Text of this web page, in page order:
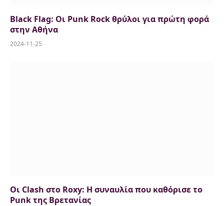
Black Flag: Οι Punk Rock θρύλοι για πρώτη φορά
στην Αθήνα
2024-11-25
Οι Clash στο Roxy: Η συναυλία που καθόρισε το
Punk της Βρετανίας